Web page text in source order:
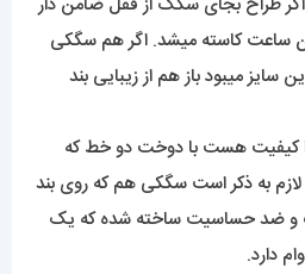
ساعت کاسته میشد. اگر هم سگکی
سایز میبود باز هم از زیبایی بند
کیفیت هست با دوخت دو خط که
لازم به ذکر است سگکی هم که روی بند
و ضد حساسیت ساخته شده که یک
دارد.